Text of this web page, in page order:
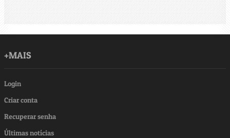
+MAIS
Login
Criar conta
Recuperar senha
Últimas notícias